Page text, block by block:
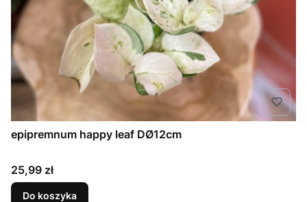
epipremnum happy leaf DØ12cm
Cena
25,99 zł
Do koszyka